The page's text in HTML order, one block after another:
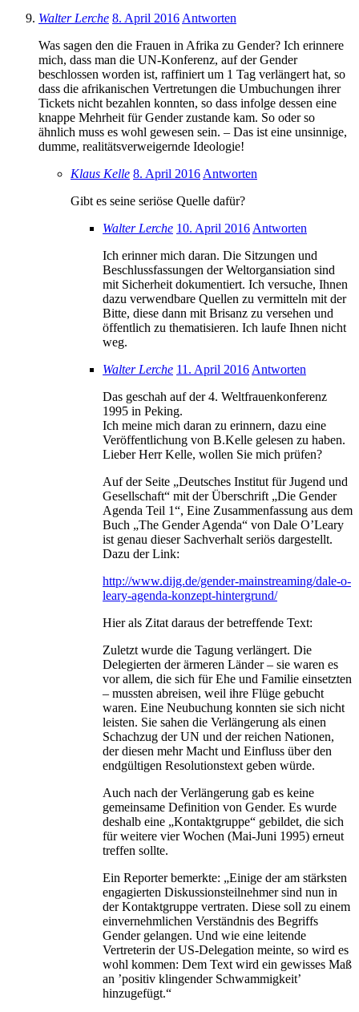
Walter Lerche 8. April 2016 Antworten
Was sagen den die Frauen in Afrika zu Gender? Ich erinnere
mich, dass man die UN-Konferenz, auf der Gender
beschlossen worden ist, raffiniert um 1 Tag verlängert hat, so
dass die afrikanischen Vertretungen die Umbuchungen ihrer
Tickets nicht bezahlen konnten, so dass infolge dessen eine
knappe Mehrheit für Gender zustande kam. So oder so
ähnlich muss es wohl gewesen sein. – Das ist eine unsinnige,
dumme, realitätsverweigernde Ideologie!
Klaus Kelle 8. April 2016 Antworten
Gibt es seine seriöse Quelle dafür?
Walter Lerche 10. April 2016 Antworten
Ich erinner mich daran. Die Sitzungen und
Beschlussfassungen der Weltorgansiation sind
mit Sicherheit dokumentiert. Ich versuche, Ihnen
dazu verwendbare Quellen zu vermitteln mit der
Bitte, diese dann mit Brisanz zu versehen und
öffentlich zu thematisieren. Ich laufe Ihnen nicht
weg.
Walter Lerche 11. April 2016 Antworten
Das geschah auf der 4. Weltfrauenkonferenz
1995 in Peking.
Ich meine mich daran zu erinnern, dazu eine
Veröffentlichung von B.Kelle gelesen zu haben.
Lieber Herr Kelle, wollen Sie mich prüfen?
Auf der Seite „Deutsches Institut für Jugend und
Gesellschaft“ mit der Überschrift „Die Gender
Agenda Teil 1“, Eine Zusammenfassung aus dem
Buch „The Gender Agenda“ von Dale O’Leary
ist genau dieser Sachverhalt seriös dargestellt.
Dazu der Link:
http://www.dijg.de/gender-mainstreaming/dale-o-
leary-agenda-konzept-hintergrund/
Hier als Zitat daraus der betreffende Text:
Zuletzt wurde die Tagung verlängert. Die
Delegierten der ärmeren Länder – sie waren es
vor allem, die sich für Ehe und Familie einsetzten
– mussten abreisen, weil ihre Flüge gebucht
waren. Eine Neubuchung konnten sie sich nicht
leisten. Sie sahen die Verlängerung als einen
Schachzug der UN und der reichen Nationen,
der diesen mehr Macht und Einfluss über den
endgültigen Resolutionstext geben würde.
Auch nach der Verlängerung gab es keine
gemeinsame Definition von Gender. Es wurde
deshalb eine „Kontaktgruppe“ gebildet, die sich
für weitere vier Wochen (Mai-Juni 1995) erneut
treffen sollte.
Ein Reporter bemerkte: „Einige der am stärksten
engagierten Diskussionsteilnehmer sind nun in
der Kontaktgruppe vertraten. Diese soll zu einem
einvernehmlichen Verständnis des Begriffs
Gender gelangen. Und wie eine leitende
Vertreterin der US-Delegation meinte, so wird es
wohl kommen: Dem Text wird ein gewisses Maß
an ’positiv klingender Schwammigkeit’
hinzugefügt.“